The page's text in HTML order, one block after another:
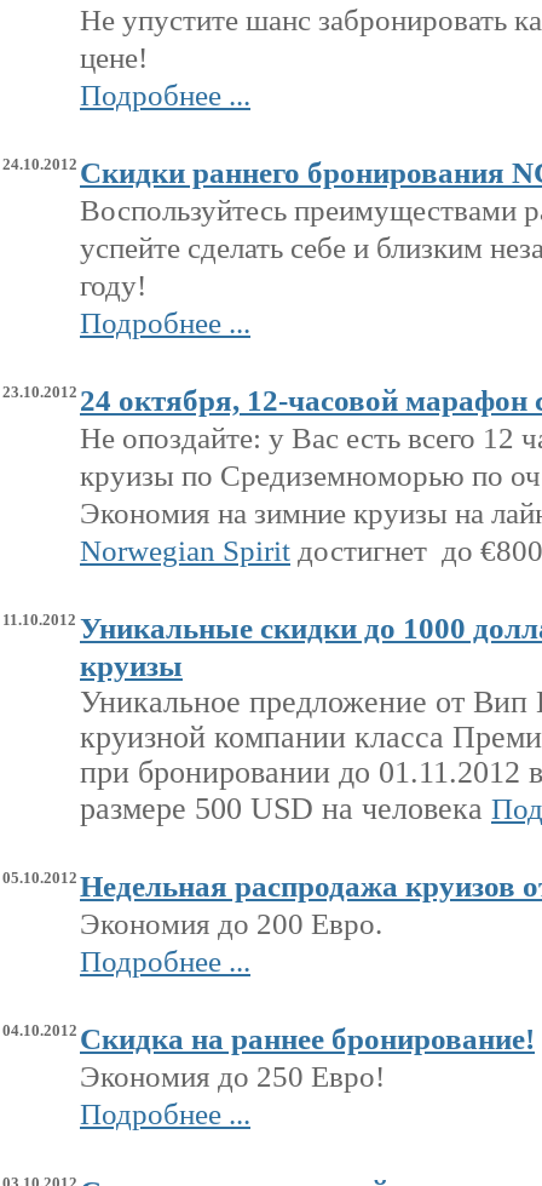
Не упустите шанс забронировать
цене!
Подробнее ...
24.10.2012 Скидки раннего бронирования
Воспользуйтесь преимуществами
успейте сделать себе и близким
году!
Подробнее ...
23.10.2012 24 октября, 12-часовой марафон
Не опоздайте: у Вас есть всего 12
круизы по Средиземноморью по
Экономия на зимние круизы на
Norwegian Spirit достигнет до
11.10.2012 Уникальные скидки до 1000
круизы
Уникальное предложение от
круизной компании класса
при бронировании до 01.11.2012
размере 500 USD на человека
05.10.2012 Недельная распродажа круизов
Экономия до 200 Евро.
Подробнее ...
04.10.2012 Скидка на раннее бронирование!
Экономия до 250 Евро!
Подробнее ...